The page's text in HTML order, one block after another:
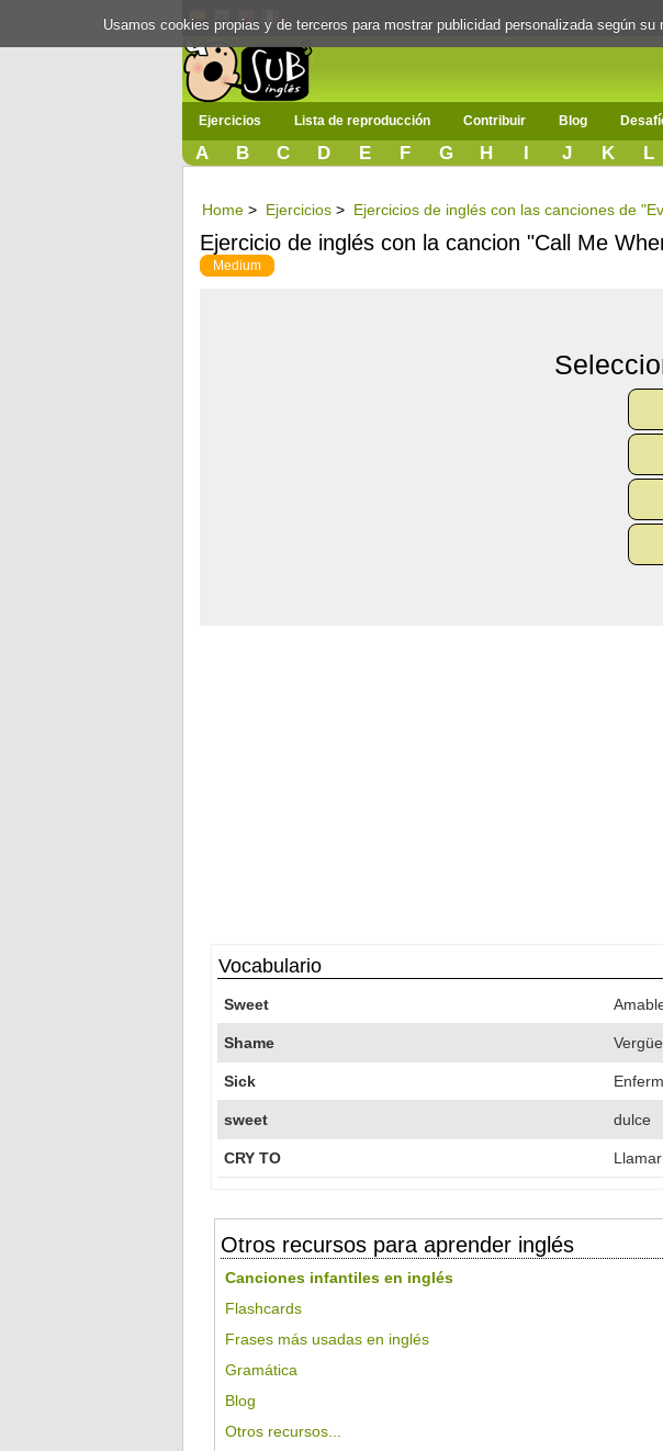
Ejercicios Lista de reproducción Contribuir Blog
A B C D E F G H I J K L
Home > Ejercicios > Ejercicios de inglés con las canciones de
Ejercicio de inglés con la cancion "Call Me
Medium
Vocabulario
Sweet
Shame
Sick
sweet dulce
CRY TO
Otros recursos para aprender inglés
Canciones infantiles en inglés
Flashcards
Frases más usadas en inglés
Gramática
Blog
Otros recursos...
Usamos cookies propias y de terceros para mostrar publicidad personalizada según